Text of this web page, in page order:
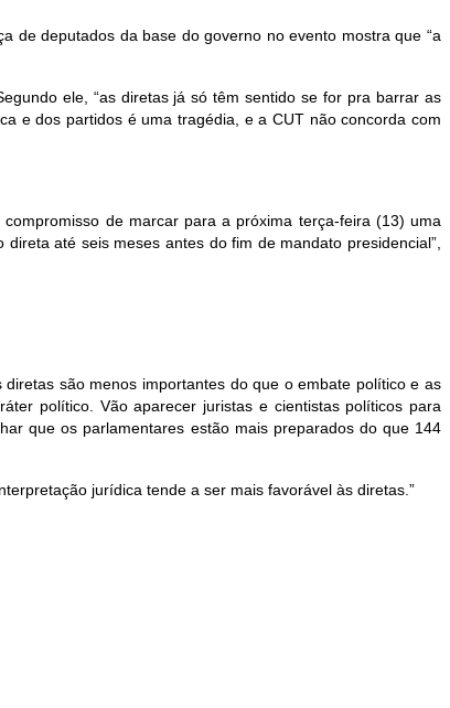
de deputados da base do governo no evento mostra que “a
ele, “as diretas já só têm sentido se for pra barrar as
e dos partidos é uma tragédia, e a CUT não concorda com
de marcar para a próxima terça-feira (13) uma
até seis meses antes do fim de mandato presidencial”,
são menos importantes do que o embate político e as
político. Vão aparecer juristas e cientistas políticos para
que os parlamentares estão mais preparados do que 144
jurídica tende a ser mais favorável às diretas.”